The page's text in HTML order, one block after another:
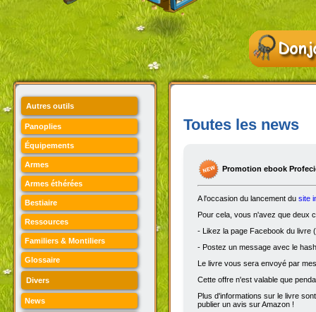
Autres outils
Panoplies
Équipements
Armes
Armes éthérées
Bestiaire
Ressources
Familiers & Montiliers
Glossaire
Divers
News
Toutes les news
Promotion ebook
A l'occasion du lancement du site
Pour cela, vous n'avez que deux
- Likez la page Facebook du livre (
- Postez un message avec le
Le livre vous sera envoyé par
Cette offre n'est valable que
Plus d'informations sur le livre
publier un avis sur Amazon !